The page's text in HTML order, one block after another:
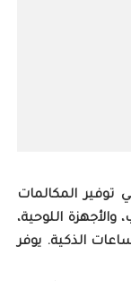
المكالمات
والأجهزة اللوحية،
الذكية. يوفر